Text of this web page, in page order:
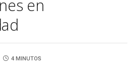
en
4 MINUTOS